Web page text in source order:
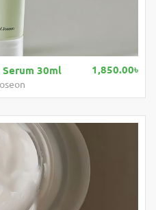
1,850.00৳
30ml